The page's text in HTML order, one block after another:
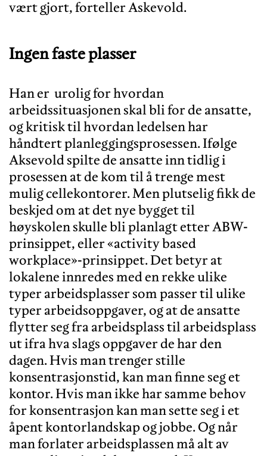
Ingen faste plasser
Han er urolig for hvordan
arbeidssituasjonen skal bli for de ansatte,
og kritisk til hvordan ledelsen har
håndtert planleggingsprosessen. Ifølge
Aksevold spilte de ansatte inn tidlig i
prosessen at de kom til å trenge mest
mulig cellekontorer. Men plutselig fikk de
beskjed om at det nye bygget til
høyskolen skulle bli planlagt etter ABW-
prinsippet, eller «activity based
workplace»-prinsippet. Det betyr at
lokalene innredes med en rekke ulike
typer arbeidsplasser som passer til ulike
typer arbeidsoppgaver, og at de ansatte
flytter seg fra arbeidsplass til arbeidsplass
ut ifra hva slags oppgaver de har den
dagen. Hvis man trenger stille
konsentrasjonstid, kan man finne seg et
kontor. Hvis man ikke har samme behov
for konsentrasjon kan man sette seg i et
åpent kontorlandskap og jobbe. Og når
man forlater arbeidsplassen må alt av